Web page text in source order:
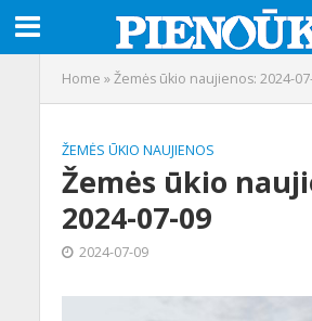
Home »Žemės ūkio naujienos: 2024-
ŽEMĖS ŪKIO NAUJIENOS
Žemės ūkio
2024-07-09
2024-07-09